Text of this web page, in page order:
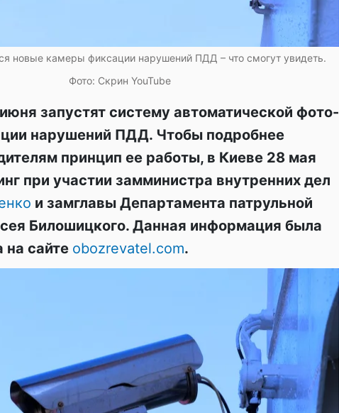
новые камеры фиксации нарушений ПДД – что смогут увидеть.
Фото: Скрин YouTube
запустят систему автоматической фото-
нарушений ПДД. Чтобы подробнее
принцип ее работы, в Киеве 28 мая
при участии замминистра внутренних дел
и замглавы Департамента патрульной
Билошицкого. Данная информация была
на сайте obozrevatel.com.